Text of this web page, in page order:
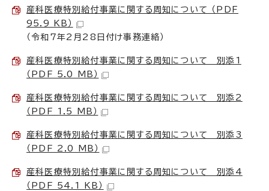
産科医療特別給付事業に関する周知について （PDF
95.9 KB）
（令和7年2月28日付け事務連絡）
産科医療特別給付事業に関する周知について 別添1
（PDF 5.0 MB）
産科医療特別給付事業に関する周知について 別添2
（PDF 1.5 MB）
産科医療特別給付事業に関する周知について 別添3
（PDF 2.0 MB）
産科医療特別給付事業に関する周知について 別添4
（PDF 54.1 KB）